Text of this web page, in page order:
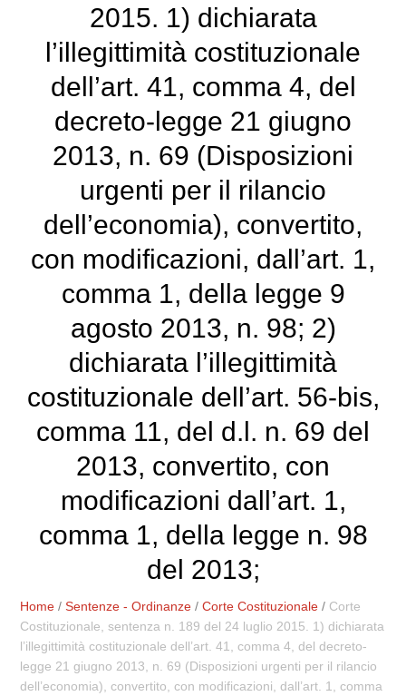
2015. 1) dichiarata
l’illegittimità costituzionale
dell’art. 41, comma 4, del
decreto-legge 21 giugno
2013, n. 69 (Disposizioni
urgenti per il rilancio
dell’economia), convertito,
con modificazioni, dall’art. 1,
comma 1, della legge 9
agosto 2013, n. 98; 2)
dichiarata l’illegittimità
costituzionale dell’art. 56-bis,
comma 11, del d.l. n. 69 del
2013, convertito, con
modificazioni dall’art. 1,
comma 1, della legge n. 98
del 2013;
Home /Sentenze - Ordinanze /Corte Costituzionale / Corte
Costituzionale, sentenza n. 189 del 24 luglio 2015. 1) dichiarata
l’illegittimità costituzionale dell’art. 41, comma 4, del decreto-
legge 21 giugno 2013, n. 69 (Disposizioni urgenti per il rilancio
dell’economia), convertito, con modificazioni, dall’art. 1, comma